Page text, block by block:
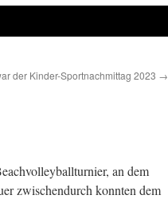
der Kinder-Sportnachmittag 2023 →
an dem
zwischendurch konnten dem